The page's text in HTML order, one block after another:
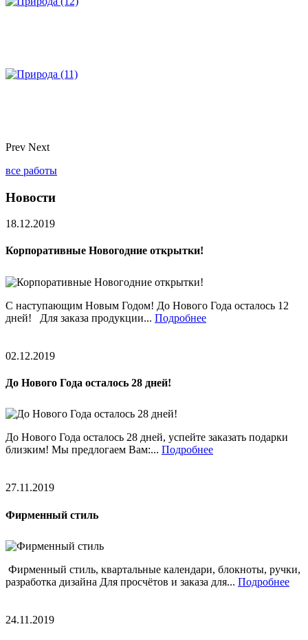
Prev Next
все работы
Новости
18.12.2019
Корпоративные Новогодние открытки!
С наступающим Новым Годом! До Нового Года осталось 12
дней! Для заказа продукции... Подробнее
02.12.2019
До Нового Года осталось 28 дней!
До Нового Года осталось 28 дней, успейте заказать подарки
близким! Мы предлогаем Вам:... Подробнее
27.11.2019
Фирменный стиль
Фирменный стиль, квартальные календари, блокноты, ручки,
разработка дизайна Для просчётов и заказа для... Подробнее
24.11.2019